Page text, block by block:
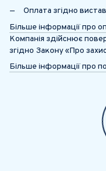
Оплата згідно
Більше інформації про
Компанія здійснює
згідно Закону «Про
Більше інформації про